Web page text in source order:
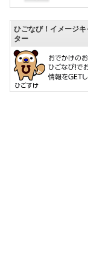
ひごなび！イメージキ
ター